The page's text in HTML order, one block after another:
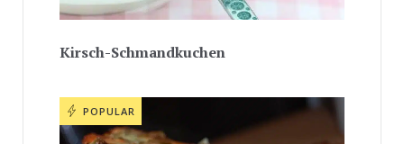
Kirsch-Schmandkuchen
POPULAR